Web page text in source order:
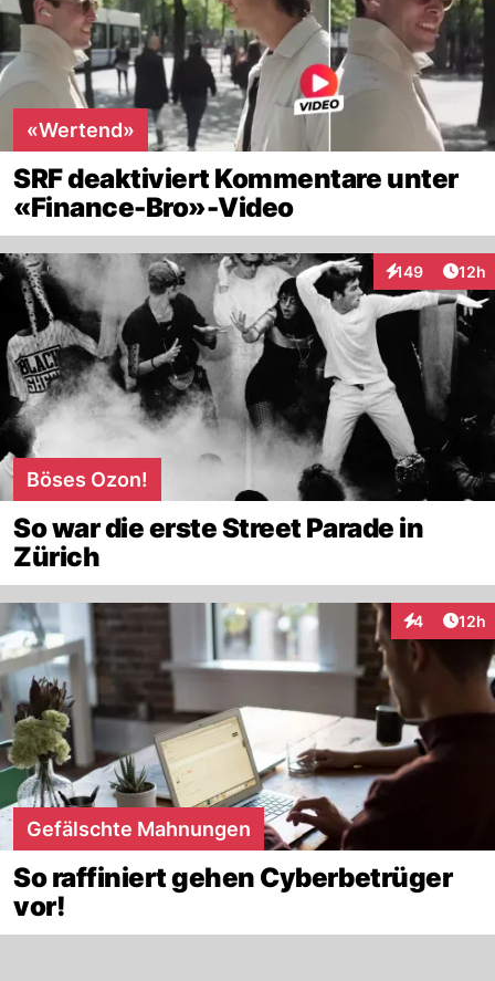
«Wertend»
SRF deaktiviert Kommentare unter
«Finance-Bro»-Video
149
Interaktionen
12h
Böses Ozon!
So war die erste Street Parade in
Zürich
4
Interaktionen
12h
Gefälschte Mahnungen
So raffiniert gehen Cyberbetrüger
vor!